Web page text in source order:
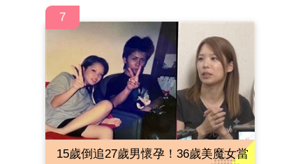
7
15歲倒追27歲男懷孕！36歲美魔女當